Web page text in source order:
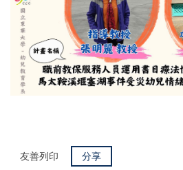
友善列印 分享